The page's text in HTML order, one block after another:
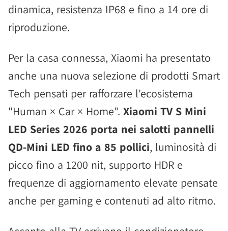
dinamica, resistenza IP68 e fino a 14 ore di
riproduzione.
Per la casa connessa, Xiaomi ha presentato
anche una nuova selezione di prodotti Smart
Tech pensati per rafforzare l'ecosistema
"Human × Car × Home". Xiaomi TV S Mini
LED Series 2026 porta nei salotti pannelli
QD-Mini LED fino a 85 pollici, luminosità di
picco fino a 1200 nit, supporto HDR e
frequenze di aggiornamento elevate pensate
anche per gaming e contenuti ad alto ritmo.